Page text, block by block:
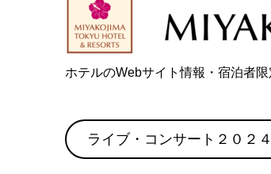
ホテルのWebサイト情報・宿泊者
ライブ・コンサート２０２